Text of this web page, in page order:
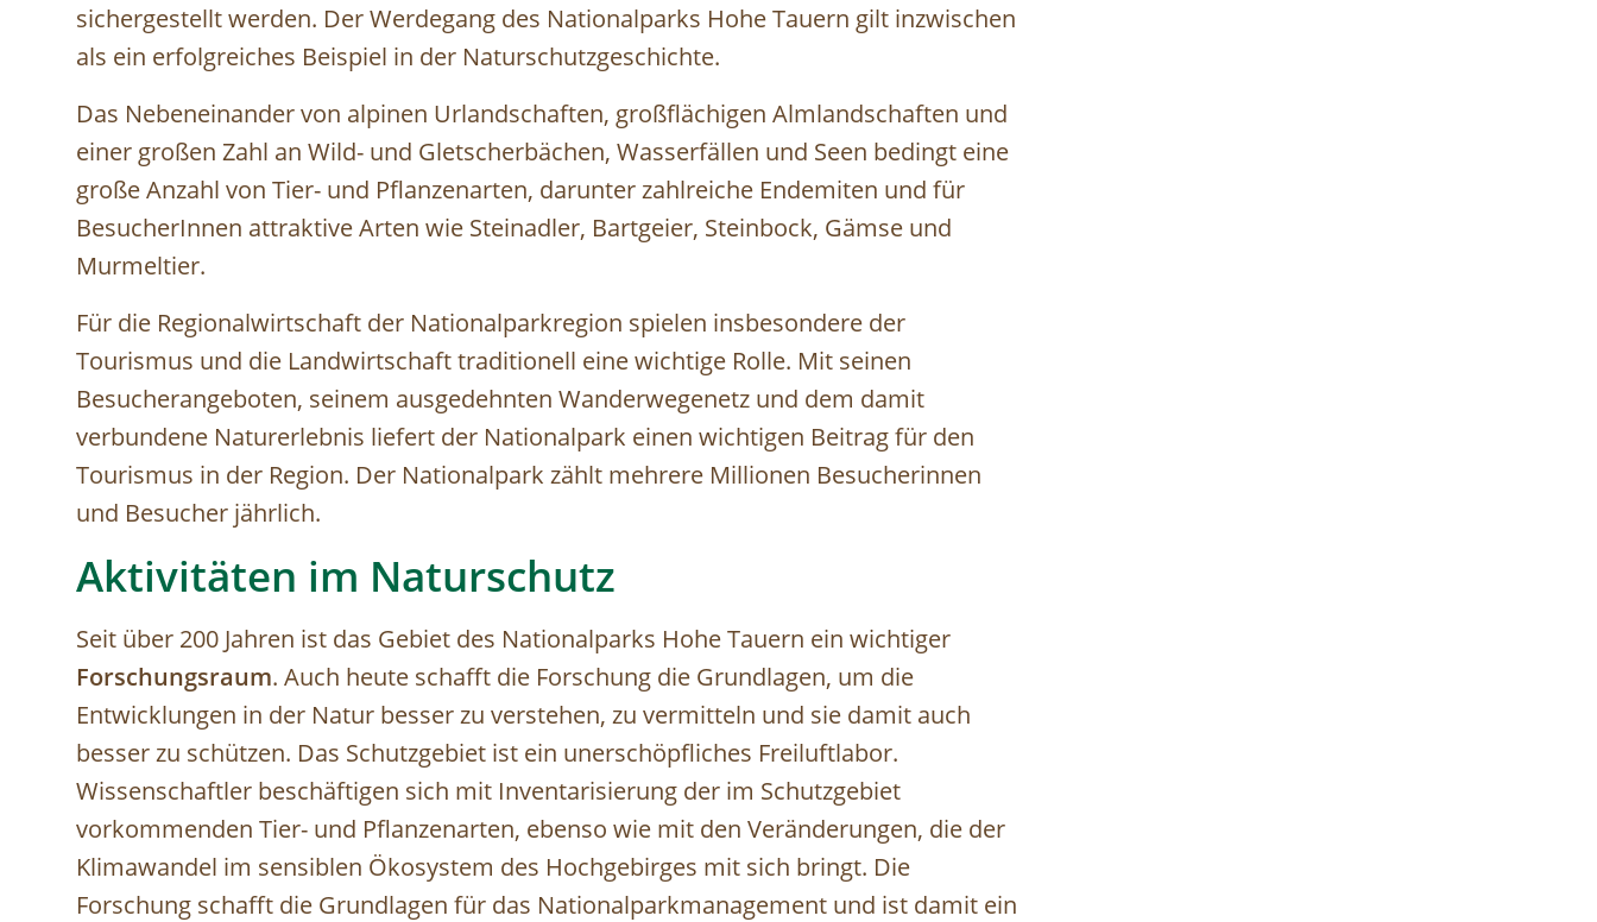
sichergestellt werden. Der Werdegang des Nationalparks Hohe Tauern gilt inzwischen
als ein erfolgreiches Beispiel in der Naturschutzgeschichte.
Das Nebeneinander von alpinen Urlandschaften, großflächigen Almlandschaften und
einer großen Zahl an Wild- und Gletscherbächen, Wasserfällen und Seen bedingt eine
große Anzahl von Tier- und Pflanzenarten, darunter zahlreiche Endemiten und für
BesucherInnen attraktive Arten wie Steinadler, Bartgeier, Steinbock, Gämse und
Murmeltier.
Für die Regionalwirtschaft der Nationalparkregion spielen insbesondere der
Tourismus und die Landwirtschaft traditionell eine wichtige Rolle. Mit seinen
Besucherangeboten, seinem ausgedehnten Wanderwegenetz und dem damit
verbundene Naturerlebnis liefert der Nationalpark einen wichtigen Beitrag für den
Tourismus in der Region. Der Nationalpark zählt mehrere Millionen Besucherinnen
und Besucher jährlich.
Aktivitäten im Naturschutz
Seit über 200 Jahren ist das Gebiet des Nationalparks Hohe Tauern ein wichtiger
Forschungsraum. Auch heute schafft die Forschung die Grundlagen, um die
Entwicklungen in der Natur besser zu verstehen, zu vermitteln und sie damit auch
besser zu schützen. Das Schutzgebiet ist ein unerschöpfliches Freiluftlabor.
Wissenschaftler beschäftigen sich mit Inventarisierung der im Schutzgebiet
vorkommenden Tier- und Pflanzenarten, ebenso wie mit den Veränderungen, die der
Klimawandel im sensiblen Ökosystem des Hochgebirges mit sich bringt. Die
Forschung schafft die Grundlagen für das Nationalparkmanagement und ist damit ein